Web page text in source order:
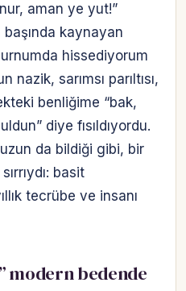
aman ye yut!”
kaynayan
hissediyorum
nazik, sarımsı parıltısı,
benliğime “bak,
diye fısıldıyordu.
da bildiği gibi, bir
basit
tecrübe ve insanı
modern bedende